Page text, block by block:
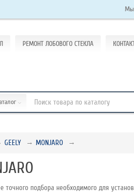
Мы
РЕМОНТ ЛОБОВОГО СТЕКЛА
GEELY MONJARO
точного подбора необходимого для